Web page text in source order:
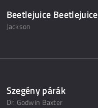
Beetlejuice Beetlejuice
Jackson
Szegény párák
Dr. Godwin Baxter